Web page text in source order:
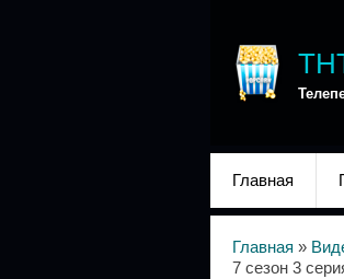
Главная
Главная »
7 сезон 3